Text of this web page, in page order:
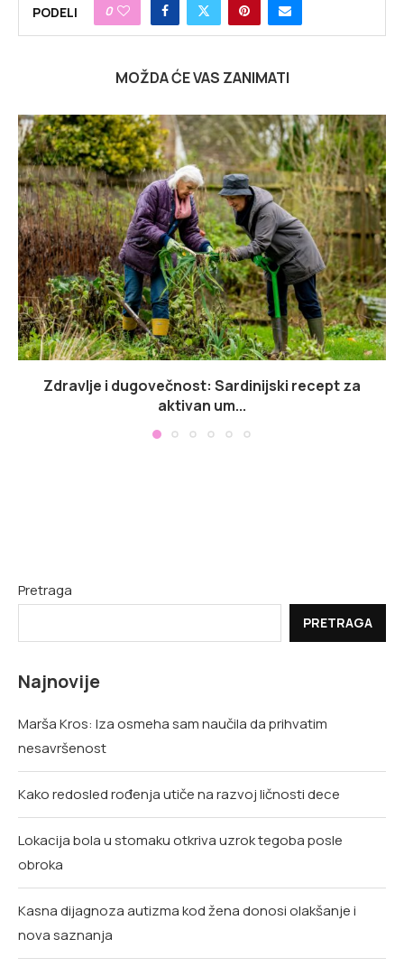
PODELI 0
MOŽDA ĆE VAS ZANIMATI
Zdravlje i dugovečnost: Sardinijski recept za
aktivan um...
Pretraga
PRETRAGA
Najnovije
Marša Kros: Iza osmeha sam naučila da prihvatim
nesavršenost
Kako redosled rođenja utiče na razvoj ličnosti dece
Lokacija bola u stomaku otkriva uzrok tegoba posle
obroka
Kasna dijagnoza autizma kod žena donosi olakšanje i
nova saznanja